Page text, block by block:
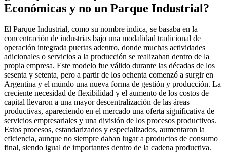
Económicas y no un Parque Industrial?
El Parque Industrial, como su nombre indica, se basaba en la
concentración de industrias bajo una modalidad tradicional de
operación integrada puertas adentro, donde muchas actividades
adicionales o servicios a la producción se realizaban dentro de la
propia empresa. Este modelo fue válido durante las décadas de los
sesenta y setenta, pero a partir de los ochenta comenzó a surgir en
Argentina y el mundo una nueva forma de gestión y producción. La
creciente necesidad de flexibilidad y el aumento de los costos de
capital llevaron a una mayor descentralización de las áreas
productivas, apareciendo en el mercado una oferta significativa de
servicios empresariales y una división de los procesos productivos.
Estos procesos, estandarizados y especializados, aumentaron la
eficiencia, aunque no siempre daban lugar a productos de consumo
final, siendo igual de importantes dentro de la cadena productiva.